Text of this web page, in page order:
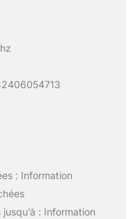
: Information
: Information